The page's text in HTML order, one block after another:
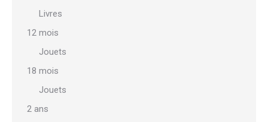
Livres
12 mois
Jouets
18 mois
Jouets
2 ans